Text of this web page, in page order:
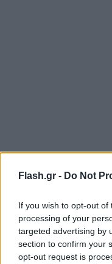
Flash.gr - Do Not
If you wish to opt-out
processing of your
targeted advertising by
section to confirm your
opt-out request is
FLASH FOCUS